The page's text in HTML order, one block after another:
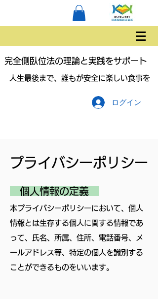
完全側臥位法の理論と実践をサポート
人生最後まで、誰もが安全に楽しい食事を
ログイン
プライバシーポリシー
個人情報の定義
本プライバシーポリシーにおいて、個人
情報とは生存する個人に関する情報であ
って、氏名、所属、住所、電話番号、メ
ールアドレス等、特定の個人を識別する
ことができるものをいいます。